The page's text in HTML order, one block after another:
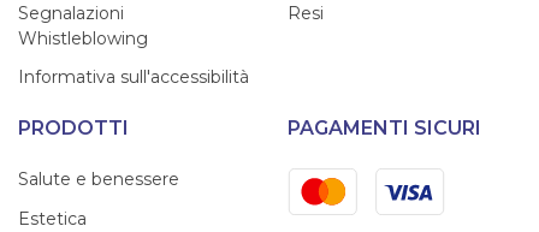
Segnalazioni
Whistleblowing
Informativa sull'accessibilità
Resi
PRODOTTI
Salute e benessere
Estetica
PAGAMENTI SICURI
MastercardVisa